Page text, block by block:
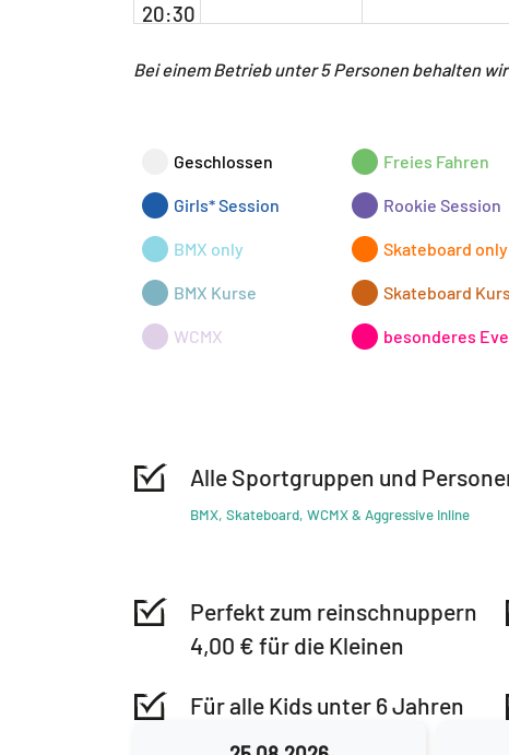
20:30
21:30
Bei einem Betrieb unter 5 Personen behalten
Geschlossen Freies Fahren
Girls* Session Rookie Session
BMX only Skateboard only
BMX Kurse Skateboard
WCMX besonderes
Alle Sportgruppen und
BMX, Skateboard, WCMX & Aggressive Inline
Perfekt zum reinschnuppern
4,00 € für die Kleinen
Für alle Kids unter 6 Jahren